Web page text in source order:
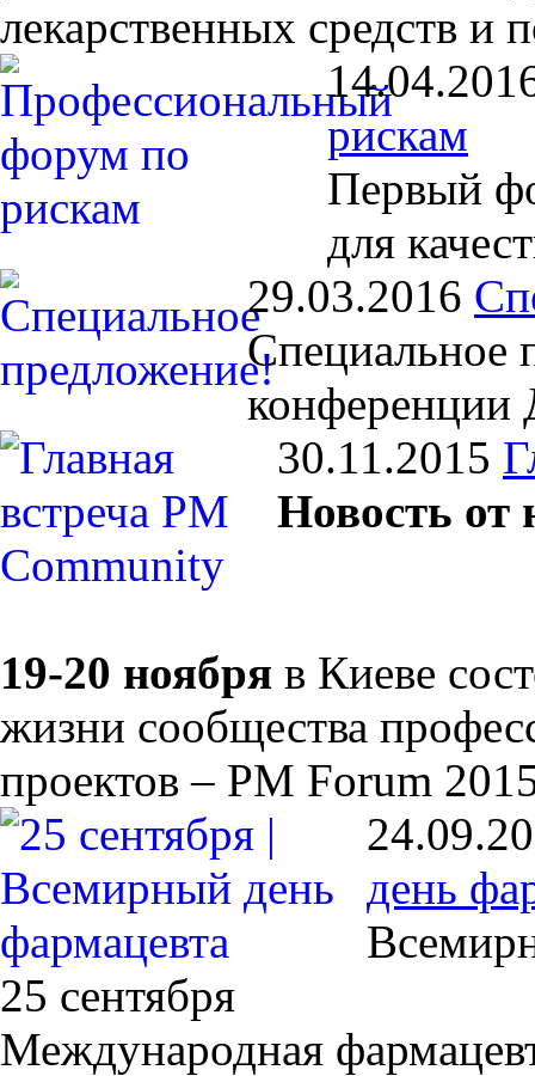
лекарственных средств и
рискам
Первый
для
29.03.2016
Специальное
конференции
30.11.2015
Новость от
19-20 ноября в Киеве
жизни сообщества
проектов – PM Forum
день
25 сентября
Международная